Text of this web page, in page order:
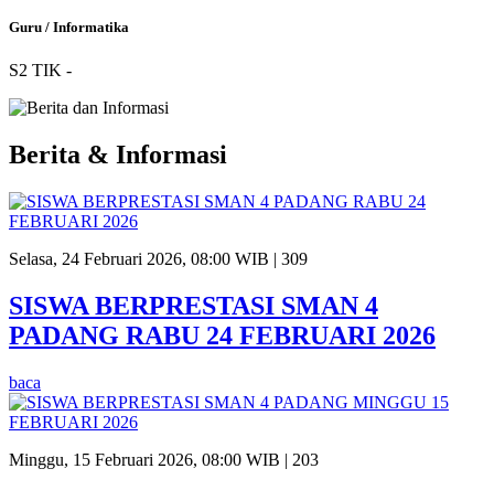
Guru / Informatika
S2 TIK -
Berita & Informasi
Selasa, 24 Februari 2026, 08:00 WIB | 309
SISWA BERPRESTASI SMAN 4
PADANG RABU 24 FEBRUARI 2026
baca
Minggu, 15 Februari 2026, 08:00 WIB | 203